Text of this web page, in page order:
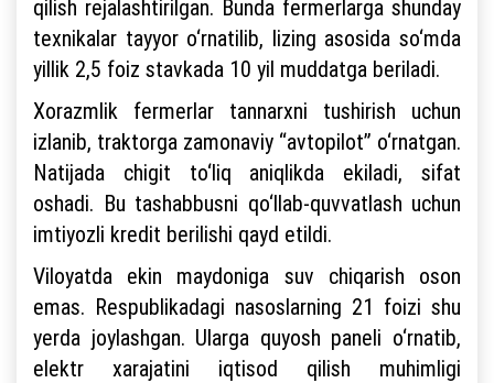
qilish rejalashtirilgan. Bunda fermerlarga shunday
texnikalar tayyor o‘rnatilib, lizing asosida so‘mda
yillik 2,5 foiz stavkada 10 yil muddatga beriladi.
Xorazmlik fermerlar tannarxni tushirish uchun
izlanib, traktorga zamonaviy “avtopilot” o‘rnatgan.
Natijada chigit to‘liq aniqlikda ekiladi, sifat
oshadi. Bu tashabbusni qo‘llab-quvvatlash uchun
imtiyozli kredit berilishi qayd etildi.
Viloyatda ekin maydoniga suv chiqarish oson
emas. Respublikadagi nasoslarning 21 foizi shu
yerda joylashgan. Ularga quyosh paneli o‘rnatib,
elektr xarajatini iqtisod qilish muhimligi